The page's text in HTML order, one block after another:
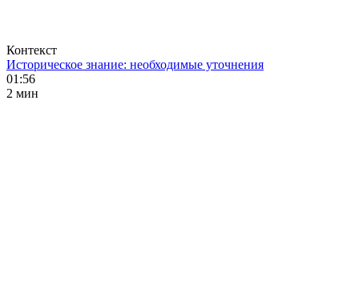
Контекст
Историческое знание: необходимые уточнения
01:56
2 мин